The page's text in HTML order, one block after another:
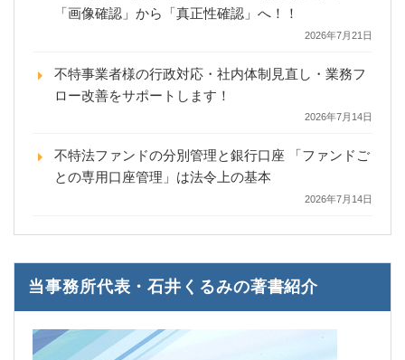
「画像確認」から「真正性確認」へ！！
2026年7月21日
不特事業者様の行政対応・社内体制見直し・業務フ
ロー改善をサポートします！
2026年7月14日
不特法ファンドの分別管理と銀行口座 「ファンドご
との専用口座管理」は法令上の基本
2026年7月14日
当事務所代表・石井くるみの著書紹介